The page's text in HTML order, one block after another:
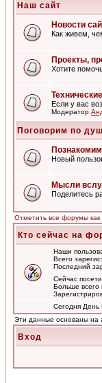
Наш сайт
Новости
Как живем,
Проекты,
Хотите
Если у вас
Модератор
Поговорим по
Новый
Мысли
Поделитесь
Отметить все форумы как
Кто сейчас на
Наши
Всего
Последний
Сейчас
Больше всего
Сегодня
Эти данные основаны на
Вход